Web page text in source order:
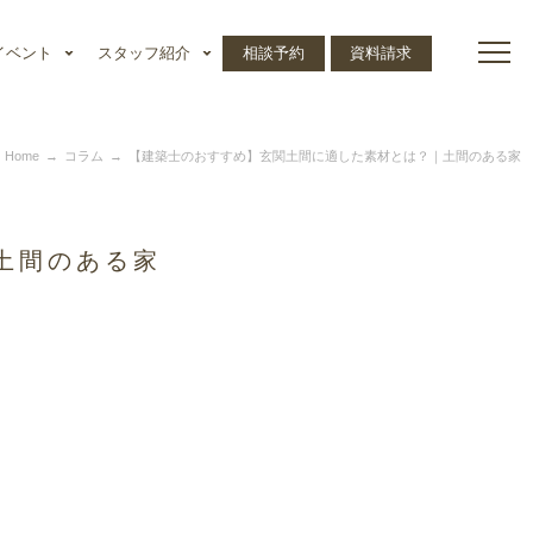
ベント スタッフ紹介 相談予約 資料請求
Home コラム 【建築士のおすすめ】玄関土間に適した素材とは？｜土間のある家
間のある家